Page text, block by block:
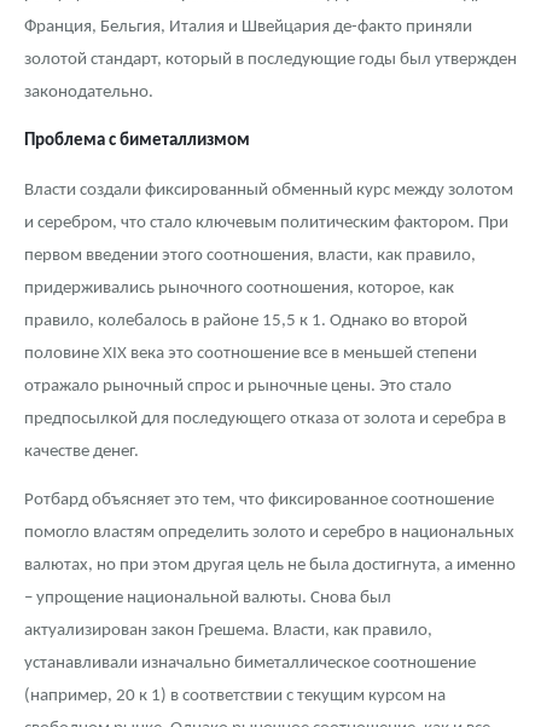
Франция, Бельгия, Италия и Швейцария де-факто приняли
золотой стандарт, который в последующие годы был утвержден
законодательно.
Проблема с биметаллизмом
Власти создали фиксированный обменный курс между золотом
и серебром, что стало ключевым политическим фактором. При
первом введении этого соотношения, власти, как правило,
придерживались рыночного соотношения, которое, как
правило, колебалось в районе 15,5 к 1. Однако во второй
половине XIX века это соотношение все в меньшей степени
отражало рыночный спрос и рыночные цены. Это стало
предпосылкой для последующего отказа от золота и серебра в
качестве денег.
Ротбард объясняет это тем, что фиксированное соотношение
помогло властям определить золото и серебро в национальных
валютах, но при этом другая цель не была достигнута, а именно
– упрощение национальной валюты. Снова был
актуализирован закон Грешема. Власти, как правило,
устанавливали изначально биметаллическое соотношение
(например, 20 к 1) в соответствии с текущим курсом на